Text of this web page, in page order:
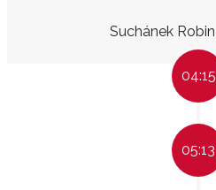
Suchánek Robin
04:15
05:13